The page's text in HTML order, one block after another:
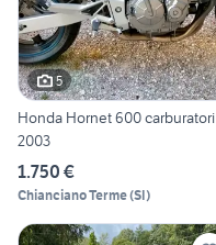
5
Honda Hornet 600 carburatori
2003
1.750 €
Chianciano Terme(SI)